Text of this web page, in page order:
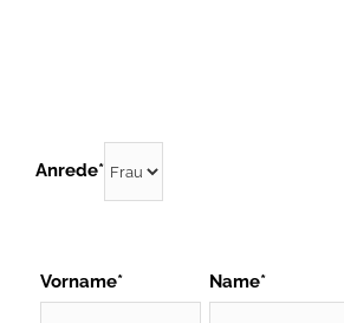
Anrede*
Vorname* Name*